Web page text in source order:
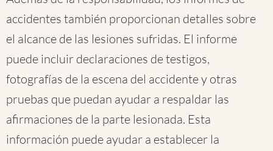
accidentes también proporcionan detalles sobre
el alcance de las lesiones sufridas. El informe
puede incluir declaraciones de testigos,
fotografías de la escena del accidente y otras
pruebas que puedan ayudar a respaldar las
afirmaciones de la parte lesionada. Esta
información puede ayudar a establecer la